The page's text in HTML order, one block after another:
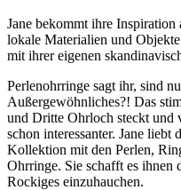
Jane bekommt ihre Inspiration
lokale Materialien und
mit ihrer eigenen
Perlenohrringe sagt ihr, sind
Außergewöhnliches?! Das
und Dritte Ohrloch steckt und
schon interessanter. Jane liebt
Kollektion mit den Perlen,
Ohrringe. Sie schafft es ihnen
Rockiges einzuhauchen.